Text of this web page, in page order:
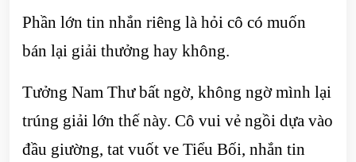
Phần lớn tin nhắn riêng là hỏi cô có muốn
bán lại giải thưởng hay không.
Tưởng Nam Thư bất ngờ, không ngờ mình lại
trúng giải lớn thế này. Cô vui vẻ ngồi dựa vào
đầu giường, tat vuốt ve Tiểu Bối, nhắn tin